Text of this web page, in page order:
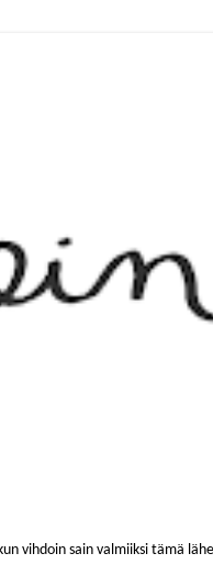
vihdoin sain valmiiksi tämä